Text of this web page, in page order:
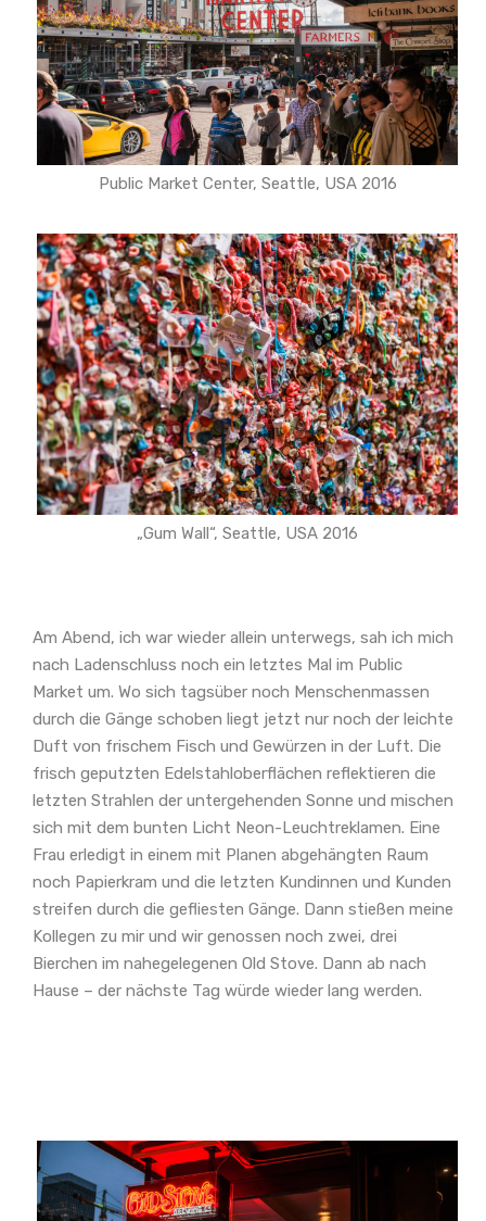
Public Market Center, Seattle, USA 2016
„Gum Wall“, Seattle, USA 2016
Am Abend, ich war wieder allein unterwegs, sah ich mich
nach Ladenschluss noch ein letztes Mal im Public
Market um. Wo sich tagsüber noch Menschenmassen
durch die Gänge schoben liegt jetzt nur noch der leichte
Duft von frischem Fisch und Gewürzen in der Luft. Die
frisch geputzten Edelstahloberflächen reflektieren die
letzten Strahlen der untergehenden Sonne und mischen
sich mit dem bunten Licht Neon-Leuchtreklamen. Eine
Frau erledigt in einem mit Planen abgehängten Raum
noch Papierkram und die letzten Kundinnen und Kunden
streifen durch die gefliesten Gänge. Dann stießen meine
Kollegen zu mir und wir genossen noch zwei, drei
Bierchen im nahegelegenen Old Stove. Dann ab nach
Hause – der nächste Tag würde wieder lang werden.